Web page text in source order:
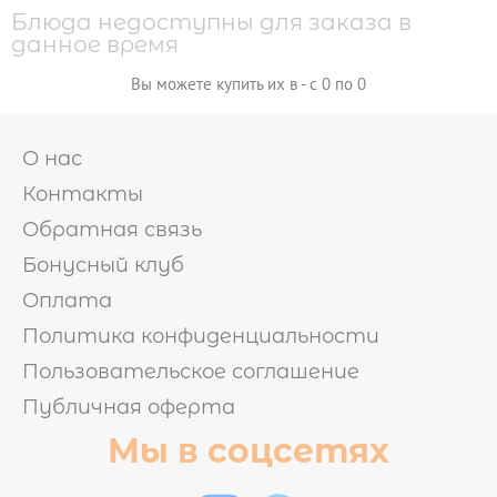
ГОРЯЧИЕ НАБОРЫ
ХОЛОДНЫЕ НАБОРЫ
МИКС НАБОРЫ
ОТ БРЕНД ШЕФА
РОЛЛЫ И СУШИ
СУШИ
ХОЛОДНЫЕ РОЛЛЫ
ВОК
ПИЦЦА
САЛАТЫ И ГОРЯЧЕЕ
Блюда недоступны для заказа в
данное время
Вы можете купить их в - с 0 по 0
О нас
Контакты
Обратная связь
Бонусный клуб
Оплата
Политика конфиденциальности
Пользовательское соглашение
Публичная оферта
Мы в соцсетях